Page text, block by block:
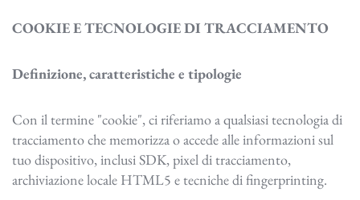
COOKIE E TECNOLOGIE DI TRACCIAMENTO
Definizione, caratteristiche e tipologie
Con il termine "cookie", ci riferiamo a qualsiasi tecnologia di
tracciamento che memorizza o accede alle informazioni sul
tuo dispositivo, inclusi SDK, pixel di tracciamento,
archiviazione locale HTML5 e tecniche di fingerprinting.